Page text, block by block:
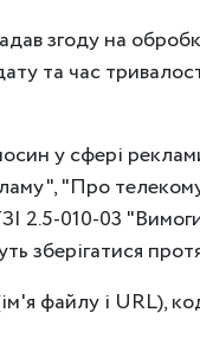
згоду на
та час
у сфері
"Про
2.5-010-03
зберігатися
файлу і URL),